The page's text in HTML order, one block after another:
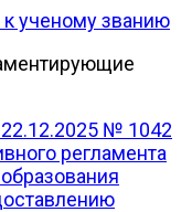
ученому званию
№ 1042
регламента